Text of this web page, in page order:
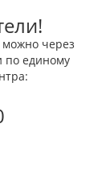
можно через
по единому